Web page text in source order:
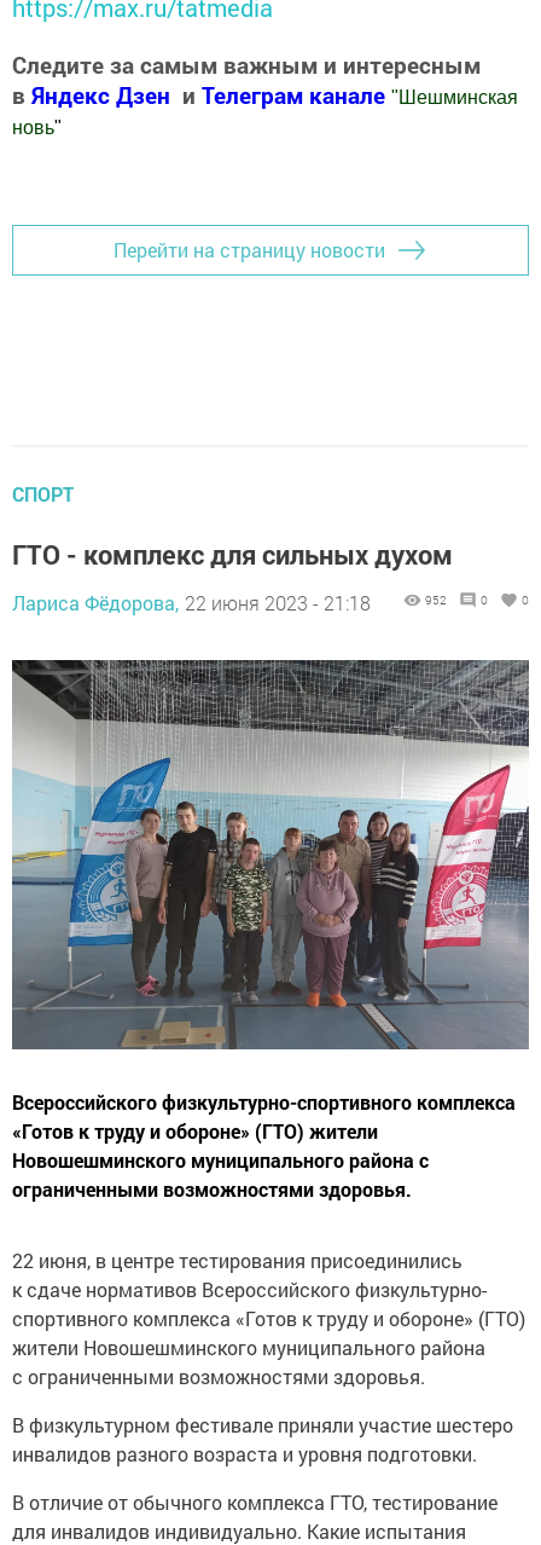
https://max.ru/tatmedia
Следите за самым важным и интересным
в Яндекс Дзен и Телеграм канале " Шешминская
новь"
Перейти на страницу новости
СПОРТ
ГТО - комплекс для сильных духом
Лариса Фёдорова, 22 июня 2023 - 21:18 952 0 0
Всероссийского физкультурно-спортивного комплекса
«Готов к труду и обороне» (ГТО) жители
Новошешминского муниципального района с
ограниченными возможностями здоровья.
22 июня, в центре тестирования присоединились
к сдаче нормативов Всероссийского физкультурно-
спортивного комплекса «Готов к труду и обороне» (ГТО)
жители Новошешминского муниципального района
с ограниченными возможностями здоровья.
В физкультурном фестивале приняли участие шестеро
инвалидов разного возраста и уровня подготовки.
В отличие от обычного комплекса ГТО, тестирование
для инвалидов индивидуально. Какие испытания